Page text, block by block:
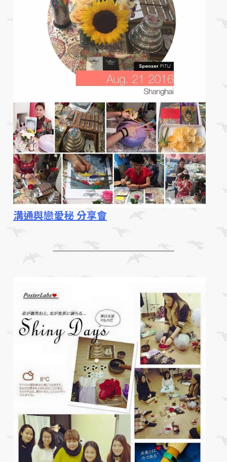
溝通與戀愛秘 分享會